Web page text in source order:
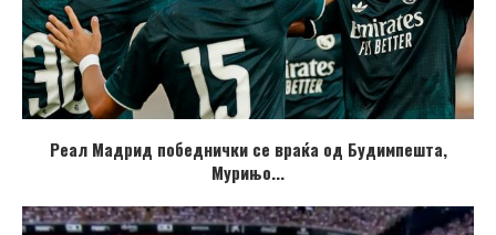
Реал Мадрид победнички се враќа од Будимпешта,
Мурињо...